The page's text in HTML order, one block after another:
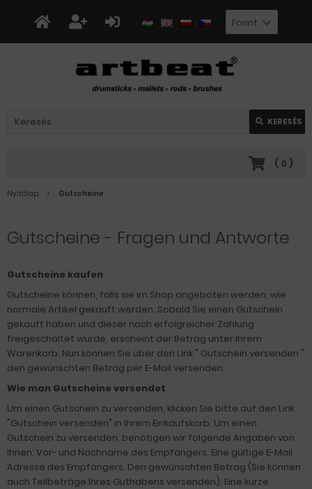
Forint
KERESÉS
( 0 )
Nyitólap Gutscheine
Gutscheine - Fragen und Antworte
Gutscheine kaufen
Gutscheine können, falls sie im Shop angeboten werden, wie
normale Artikel gekauft werden. Sobald Sie einen Gutschein
gekauft haben und dieser nach erfolgreicher Zahlung
freigeschaltet wurde, erscheint der Betrag unter Ihrem
Warenkorb. Nun können Sie über den Link " Gutschein versenden "
den gewünschten Betrag per E-Mail versenden.
Wie man Gutscheine versendet
Um einen Gutschein zu versenden, klicken Sie bitte auf den Link
"Gutschein versenden" in Ihrem Einkaufskorb. Um einen
Gutschein zu versenden, benötigen wir folgende Angaben von
Ihnen: Vor- und Nachname des Empfängers. Eine gültige E-Mail
Adresse des Empfängers. Den gewünschten Betrag (Sie können
auch Teilbeträge Ihres Guthabens versenden). Eine kurze